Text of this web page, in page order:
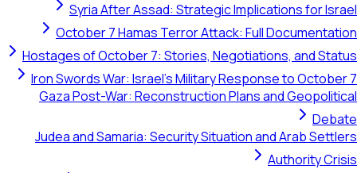
Syria After Assad: Strategic Implications for
October 7 Hamas Terror Attack: Full
Hostages of October 7: Stories, Negotiations, and
Iron Swords War: Israel's Military Response to
Gaza Post-War: Reconstruction Plans and
Judea and Samaria: Security Situation and Arab
Authority